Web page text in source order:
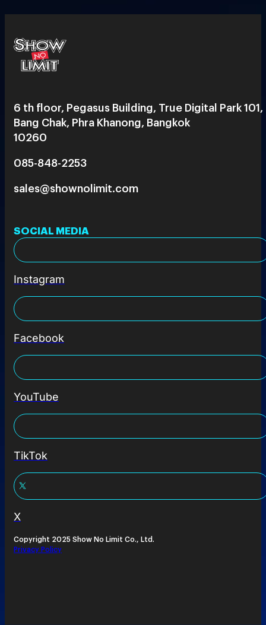
6 th floor, Pegasus Building, True Digital Park 101,
Bang Chak, Phra Khanong, Bangkok
10260
085-848-2253
sales@shownolimit.com
SOCIAL MEDIA
Instagram
Facebook
YouTube
TikTok
X
Copyright 2025 Show No Limit Co., Ltd.
Privacy Policy